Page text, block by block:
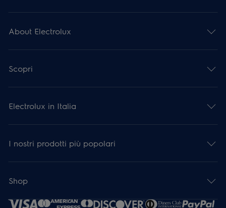
About Electrolux
Scopri
Electrolux in Italia
I nostri prodotti più popolari
Shop